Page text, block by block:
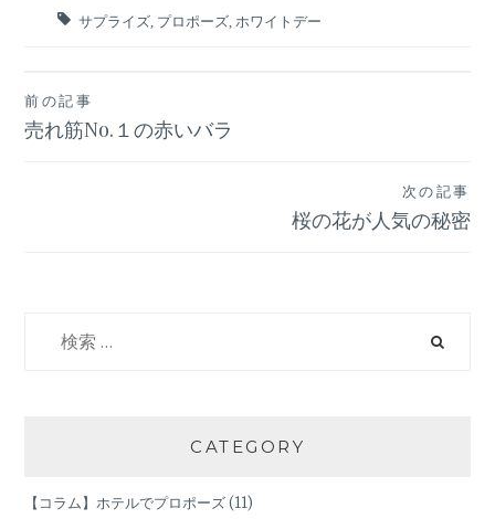
サプライズ プロポーズ ホワイトデー
投
前の記事
売れ筋No.１の赤いバラ
次の記事
桜の花が人気の秘密
CATEGORY
【コラム】ホテルでプロポーズ(11)